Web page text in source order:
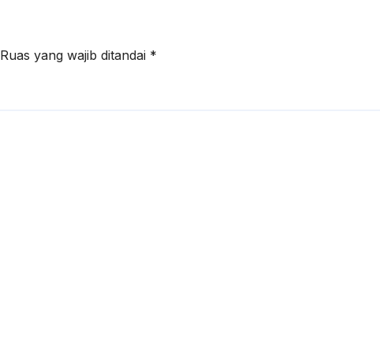
Ruas yang wajib ditandai *